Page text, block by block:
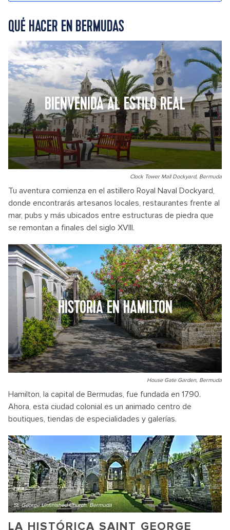
QUÉ HACER EN BERMUDAS
BIENVENIDA AL ESTILO REAL
Clock Tower Mall Dockyard, Bermuda
Tu aventura comienza en el astillero Royal Naval Dockyard,
donde encontrarás artesanos locales, restaurantes frente al
mar, pubs y más ubicados entre estructuras de piedra que
se remontan a finales del siglo XVIII.
HISTORIA EN HAMILTON
House Gate Garden, Bermuda
Hamilton, la capital de Bermudas, fue fundada en 1790.
Ahora, esta ciudad colonial es un animado centro de
boutiques, tiendas de especialidades y galerías.
St. George Unfinished Church, Bermuda
LA HISTÓRICA SAINT GEORGE